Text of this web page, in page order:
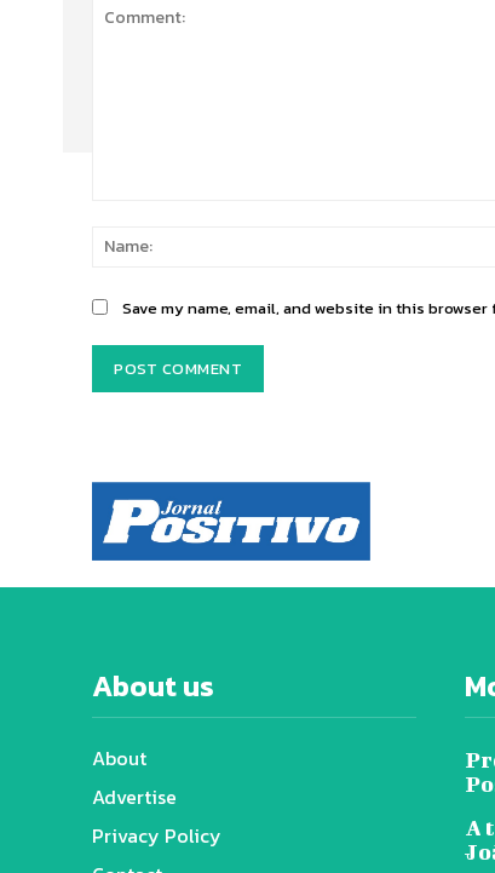
Save my name, email, and website in this
About us
About
Advertise
Privacy Policy
A